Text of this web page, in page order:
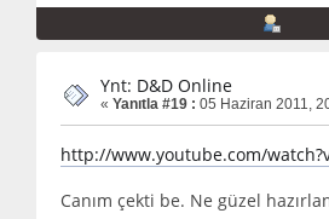
Ynt: D&D Online
« Yanıtla #19 : 05 Haziran 2011,
http://www.youtube.com/
Canım çekti be. Ne güzel